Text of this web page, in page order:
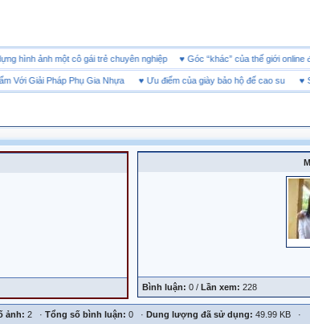
dựng hình ảnh một cô gái trẻ chuyên nghiệp♥Góc “khác” của thế giới
Giải Pháp Phụ Gia Nhựa♥ Ưu điểm của giày bảo hộ đế cao su♥
Bình luận: 0 / Lần xem: 228
ảnh: 2 · Tổng số bình luận: 0 · Dung lượng đã sử dụng: 49.99 KB ·